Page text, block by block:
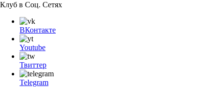
Клуб в Соц. Сетях
ВКонтакте
Youtube
Твиттер
Telegram